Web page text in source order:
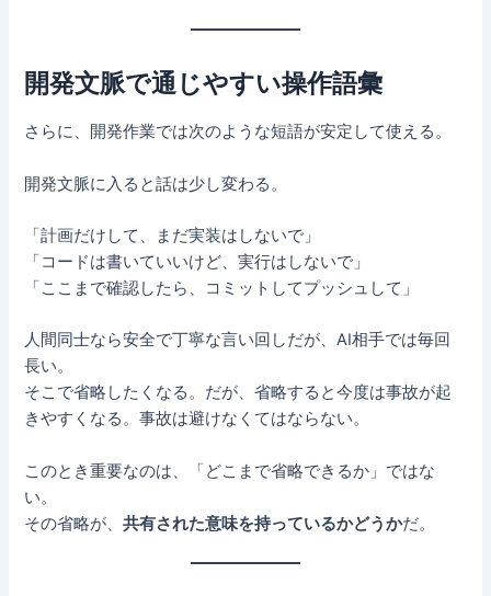
開発文脈で通じやすい操作語彙
さらに、開発作業では次のような短語が安定して使える。
開発文脈に入ると話は少し変わる。
「計画だけして、まだ実装はしないで」
「コードは書いていいけど、実行はしないで」
「ここまで確認したら、コミットしてプッシュして」
人間同士なら安全で丁寧な言い回しだが、AI相手では毎回
長い。
そこで省略したくなる。だが、省略すると今度は事故が起
きやすくなる。事故は避けなくてはならない。
このとき重要なのは、「どこまで省略できるか」ではな
い。
その省略が、共有された意味を持っているかどうかだ。